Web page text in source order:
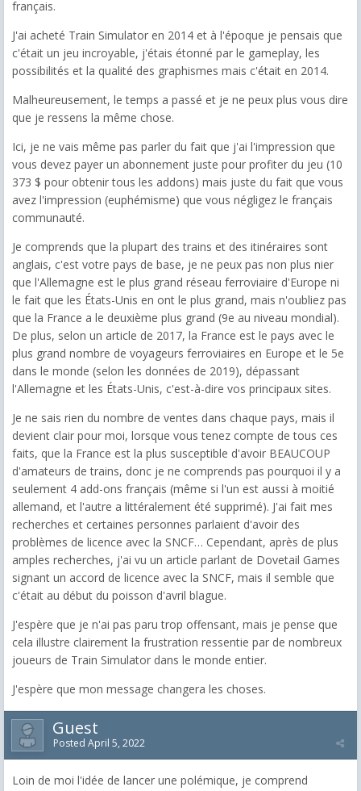
français.
J'ai acheté Train Simulator en 2014 et à l'époque je pensais que
c'était un jeu incroyable, j'étais étonné par le gameplay, les
possibilités et la qualité des graphismes mais c'était en 2014.
Malheureusement, le temps a passé et je ne peux plus vous dire
que je ressens la même chose.
Ici, je ne vais même pas parler du fait que j'ai l'impression que
vous devez payer un abonnement juste pour profiter du jeu (10
373 $ pour obtenir tous les addons) mais juste du fait que vous
avez l'impression (euphémisme) que vous négligez le français
communauté.
Je comprends que la plupart des trains et des itinéraires sont
anglais, c'est votre pays de base, je ne peux pas non plus nier
que l'Allemagne est le plus grand réseau ferroviaire d'Europe ni
le fait que les États-Unis en ont le plus grand, mais n'oubliez pas
que la France a le deuxième plus grand (9e au niveau mondial).
De plus, selon un article de 2017, la France est le pays avec le
plus grand nombre de voyageurs ferroviaires en Europe et le 5e
dans le monde (selon les données de 2019), dépassant
l'Allemagne et les États-Unis, c'est-à-dire vos principaux sites.
Je ne sais rien du nombre de ventes dans chaque pays, mais il
devient clair pour moi, lorsque vous tenez compte de tous ces
faits, que la France est la plus susceptible d'avoir BEAUCOUP
d'amateurs de trains, donc je ne comprends pas pourquoi il y a
seulement 4 add-ons français (même si l'un est aussi à moitié
allemand, et l'autre a littéralement été supprimé). J'ai fait mes
recherches et certaines personnes parlaient d'avoir des
problèmes de licence avec la SNCF… Cependant, après de plus
amples recherches, j'ai vu un article parlant de Dovetail Games
signant un accord de licence avec la SNCF, mais il semble que
c'était au début du poisson d'avril blague.
J'espère que je n'ai pas paru trop offensant, mais je pense que
cela illustre clairement la frustration ressentie par de nombreux
joueurs de Train Simulator dans le monde entier.
J'espère que mon message changera les choses.
Guest
Posted April 5, 2022
Loin de moi l'idée de lancer une polémique, je comprend